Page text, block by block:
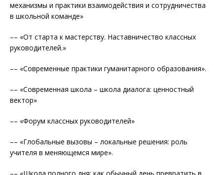
механизмы и практики взаимодействия и сотрудничества
в школьной команде»
–– «От старта к мастерству. Наставничество классных
руководителей.»
–– «Современные практики гуманитарного образования».
–– «Современная школа – школа диалога: ценностный
вектор»
–– «Форум классных руководителей»
–– «Глобальные вызовы – локальные решения: роль
учителя в меняющемся мире».